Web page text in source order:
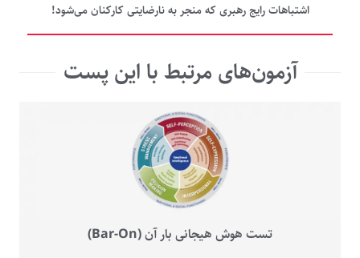
اشتباهات رایج رهبری که منجر به نارضایتی کارکنان می‌شود!
آزمون‌های مرتبط با این پست
تست هوش هیجانی بار آن (Bar-On)